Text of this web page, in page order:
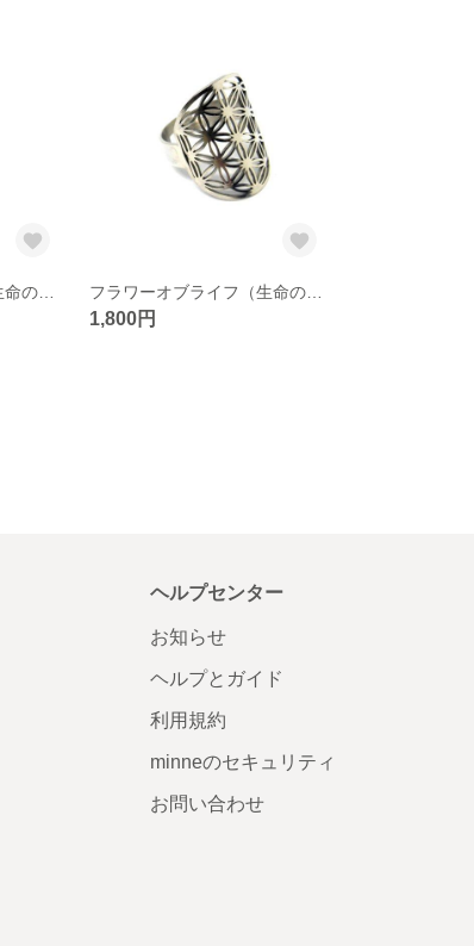
1,800円
ヘルプセンター
お知らせ
ヘルプとガイド
利用規約
minneのセキュリティ
お問い合わせ